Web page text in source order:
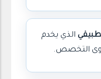
الذي يخدم
التخصص.